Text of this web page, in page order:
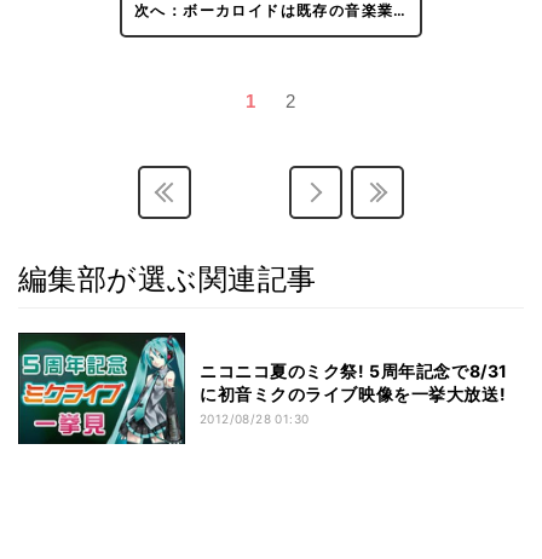
次へ：ボーカロイドは既存の音楽業…
1 2
編集部が選ぶ関連記事
ニコニコ夏のミク祭! 5周年記念で8/31
に初音ミクのライブ映像を一挙大放送!
2012/08/28 01:30